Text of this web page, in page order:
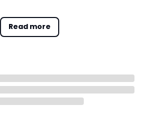
Read more
Puadi, Rahmat Bagja, Totok
Jefler Hielsa Malonda.
Asy'ari usai pelantikan